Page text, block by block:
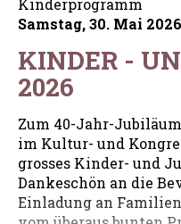
Kinderprogramm
Samstag, 30. Mai 2026
KINDER -
2026
Zum 40-Jahr-
im Kultur- und
grosses Kinder- und
Dankeschön an die
Einladung an